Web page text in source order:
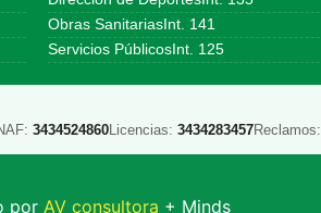
Obras SanitariasInt. 141
Servicios PúblicosInt. 125
3434524860Licencias: 3434283457Reclamos:
por AV consultora + Minds